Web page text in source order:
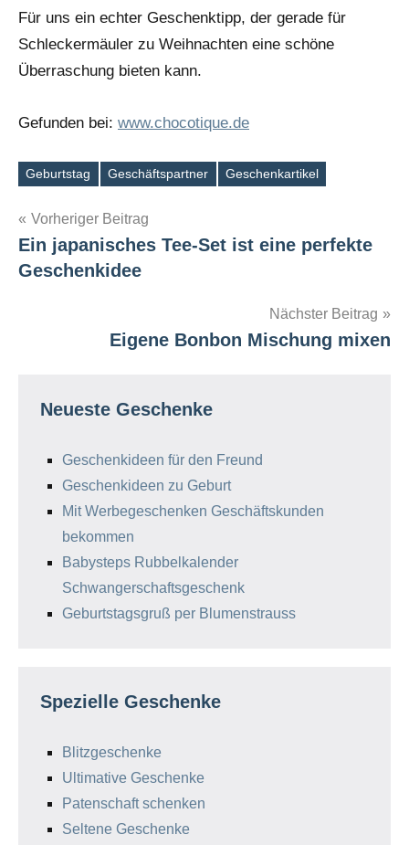
Für uns ein echter Geschenktipp, der gerade für
Schleckermäuler zu Weihnachten eine schöne
Überraschung bieten kann.
Gefunden bei: www.chocotique.de
Schlagwörter
Geburtstag Geschäftspartner Geschenkartikel
Beitragsnavigation
Vorheriger Beitrag
Ein japanisches Tee-Set ist eine perfekte
Geschenkidee
Nächster Beitrag
Eigene Bonbon Mischung mixen
Neueste Geschenke
Geschenkideen für den Freund
Geschenkideen zu Geburt
Mit Werbegeschenken Geschäftskunden
bekommen
Babysteps Rubbelkalender
Schwangerschaftsgeschenk
Geburtstagsgruß per Blumenstrauss
Spezielle Geschenke
Blitzgeschenke
Ultimative Geschenke
Patenschaft schenken
Seltene Geschenke